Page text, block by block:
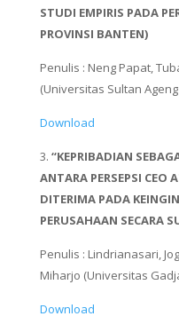
STUDI EMPIRIS PADA
PROVINSI BANTEN)
Penulis : Neng Papat,
(Universitas Sultan
Download
3. “KEPRIBADIAN
ANTARA PERSEPSI CEO
DITERIMA PADA
PERUSAHAAN SECARA
Penulis : Lindrianasari,
Miharjo (Universitas
Download